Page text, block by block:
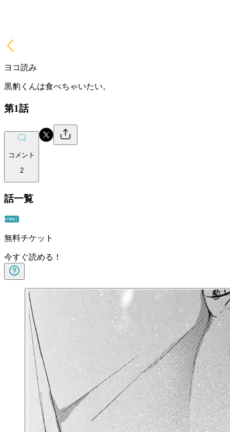
ヨコ読み
黒豹くんは食べちゃいたい。
第1話
コメント
2
話一覧
無料チケット
今すぐ読める！